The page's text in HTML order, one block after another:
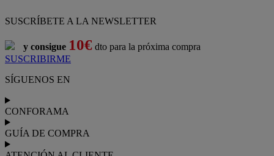
SUSCRÍBETE A LA NEWSLETTER
y consigue 10€ dto para la próxima compra
SUSCRIBIRME
SÍGUENOS EN
CONFORAMA
GUÍA DE COMPRA